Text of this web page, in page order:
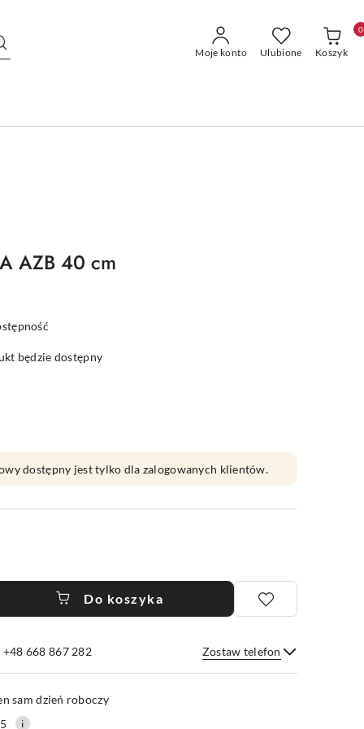
Moje konto Ulubione Koszyk
0
AZB 40 cm
będzie dostępny
dostępny jest tylko dla zalogowanych klientów.
Do koszyka
668 867 282 Zostaw telefon
Wyślij
sam dzień roboczy